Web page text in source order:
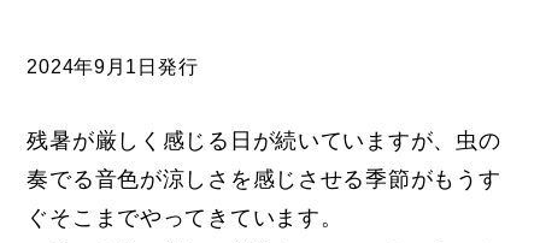
2024年9月1日発行
残暑が厳しく感じる日が続いていますが、虫の
奏でる音色が涼しさを感じさせる季節がもうす
ぐそこまでやってきています。